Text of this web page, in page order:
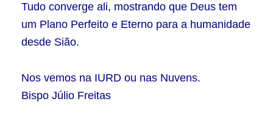
Tudo converge ali, mostrando que Deus tem
um Plano Perfeito e Eterno para a humanidade
desde Sião.
Nos vemos na IURD ou nas Nuvens.
Bispo Júlio Freitas